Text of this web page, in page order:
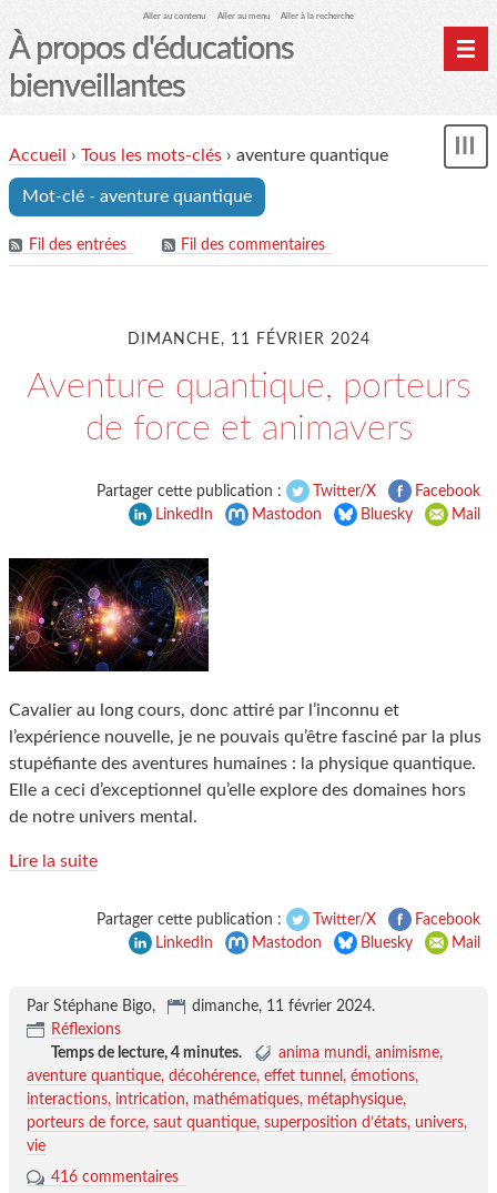
Aller au contenu Aller au menu Aller à la recherche
À propos d'éducations
bienveillantes
Archives
Contact
Mon monde du cheval
Accueil › Tous les mots-clés › aventure quantique
Mot-clé - aventure quantique
Fil des entrées Fil des commentaires
DIMANCHE, 11 FÉVRIER 2024
Aventure quantique, porteurs
de force et animavers
Partager cette publication : Twitter/X
Facebook
LinkedIn
Mastodon Bluesky Mail
Cavalier au long cours, donc attiré par l’inconnu et
l’expérience nouvelle, je ne pouvais qu’être fasciné par la plus
stupéfiante des aventures humaines : la physique quantique.
Elle a ceci d’exceptionnel qu’elle explore des domaines hors
de notre univers mental.
Lire la suite
Partager cette publication : Twitter/X
Facebook
LinkedIn
Mastodon Bluesky Mail
Par Stéphane Bigo, dimanche, 11 février 2024.
Réflexions
Temps de lecture, 4 minutes. anima mundi animisme
aventure quantique décohérence effet tunnel
émotions
interactions intrication mathématiques métaphysique
porteurs de force saut quantique superposition d’états univers
vie
416 commentaires